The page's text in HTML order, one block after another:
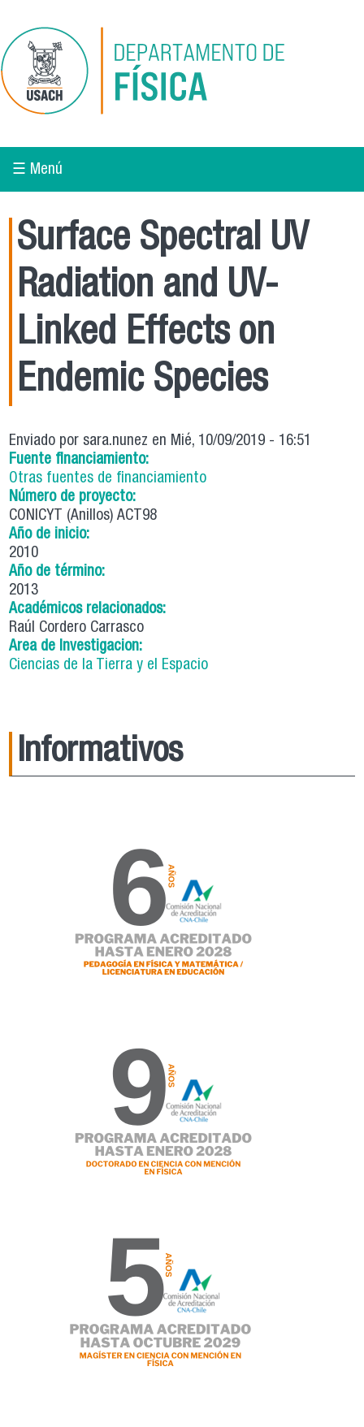
☰ Menú
Surface Spectral UV
Radiation and UV-
Linked Effects on
Endemic Species
Enviado porsara.nunez en Mié, 10/09/2019 - 16:51
Fuente financiamiento:
Otras fuentes de financiamiento
Número de proyecto:
CONICYT (Anillos) ACT98
Año de inicio:
2010
Año de término:
2013
Académicos relacionados:
Raúl Cordero Carrasco
Area de Investigacion:
Ciencias de la Tierra y el Espacio
Informativos